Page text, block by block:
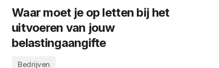
Waar moet je op letten bij het
uitvoeren van jouw
belastingaangifte
Bedrijven